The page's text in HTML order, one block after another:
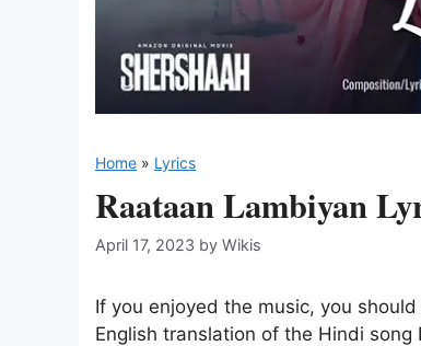
Home » Lyrics
Raataan Lambiyan
April 17, 2023 by Wikis
If you enjoyed the music, you
English translation of the Hindi